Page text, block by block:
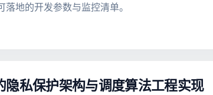
地的开发参数与监控清单。
私保护架构与调度算法工程实现